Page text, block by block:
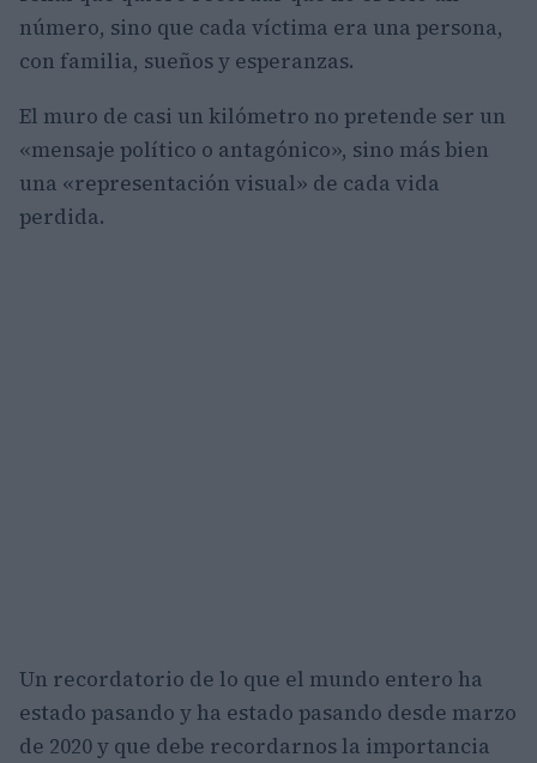
número, sino que cada víctima era una persona,
con familia, sueños y esperanzas.
El muro de casi un kilómetro no pretende ser un
«mensaje político o antagónico», sino más bien
una «representación visual» de cada vida
perdida.
Un recordatorio de lo que el mundo entero ha
estado pasando y ha estado pasando desde marzo
de 2020 y que debe recordarnos la importancia